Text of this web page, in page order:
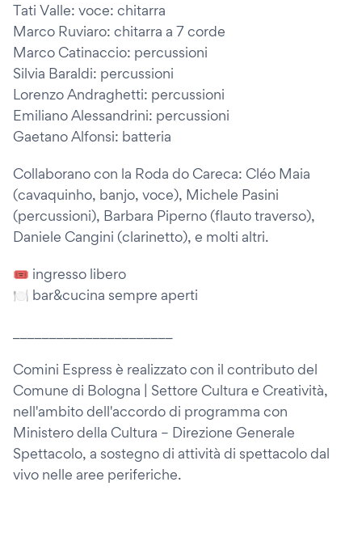
Tati Valle: voce: chitarra
Marco Ruviaro: chitarra a 7 corde
Marco Catinaccio: percussioni
Silvia Baraldi: percussioni
Lorenzo Andraghetti: percussioni
Emiliano Alessandrini: percussioni
Gaetano Alfonsi: batteria
Collaborano con la Roda do Careca: Cléo Maia
(cavaquinho, banjo, voce), Michele Pasini
(percussioni), Barbara Piperno (flauto traverso),
Daniele Cangini (clarinetto), e molti altri.
🎟️ ingresso libero
🍽️ bar&cucina sempre aperti
Comini Espress è realizzato con il contributo del
Comune di Bologna | Settore Cultura e Creatività,
nell'ambito dell'accordo di programma con
Ministero della Cultura – Direzione Generale
Spettacolo, a sostegno di attività di spettacolo dal
vivo nelle aree periferiche.